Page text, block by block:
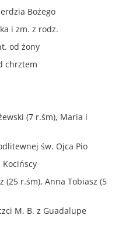
Bożego
i zm. z rodz.
od żony
chrztem
(7 r.śm), Maria i
św. Ojca Pio
Kocińscy
(25 r.śm), Anna Tobiasz (5
M. B. z Guadalupe